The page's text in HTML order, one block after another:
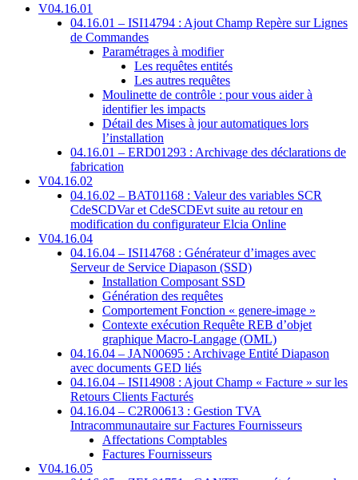
V04.16.01
04.16.01 – ISI14794 : Ajout Champ Repère sur Lignes
de Commandes
Paramétrages à modifier
Les requêtes entités
Les autres requêtes
Moulinette de contrôle : pour vous aider à
identifier les impacts
Détail des Mises à jour automatiques lors
l’installation
04.16.01 – ERD01293 : Archivage des déclarations de
fabrication
V04.16.02
04.16.02 – BAT01168 : Valeur des variables SCR
CdeSCDVar et CdeSCDEvt suite au retour en
modification du configurateur Elcia Online
V04.16.04
04.16.04 – ISI14768 : Générateur d’images avec
Serveur de Service Diapason (SSD)
Installation Composant SSD
Génération des requêtes
Comportement Fonction « genere-image »
Contexte exécution Requête REB d’objet
graphique Macro-Langage (OML)
04.16.04 – JAN00695 : Archivage Entité Diapason
avec documents GED liés
04.16.04 – ISI14908 : Ajout Champ « Facture » sur les
Retours Clients Facturés
04.16.04 – C2R00613 : Gestion TVA
Intracommunautaire sur Factures Fournisseurs
Affectations Comptables
Factures Fournisseurs
V04.16.05